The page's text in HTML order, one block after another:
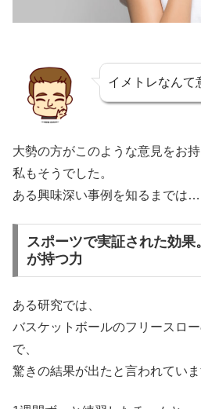
イメトレなんて
大勢の方がこのような意見をお持
私もそうでした。
ある興味深い事例を知るまでは
スポーツで実証された効果
が持つ力
ある研究では、
バスケットボールのフリースロー
で、
驚きの結果が出たと言われていま